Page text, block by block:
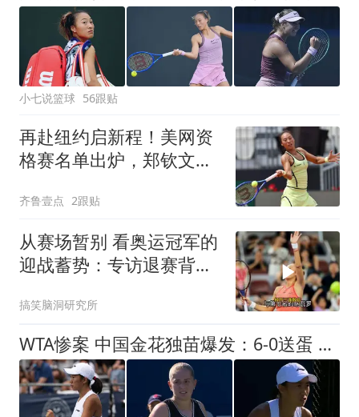
小七说篮球 56跟贴
再赴纽约启新程！美网资
格赛名单出炉，郑钦文静
齐鲁壹点 2跟贴
从赛场暂别 看奥运冠军的
迎战蓄势：专访退赛背后
搞笑脑洞研究所
WTA惨案 中国金花独苗爆发：6-0送蛋 4-0法网冠军 37岁老将晋级32强